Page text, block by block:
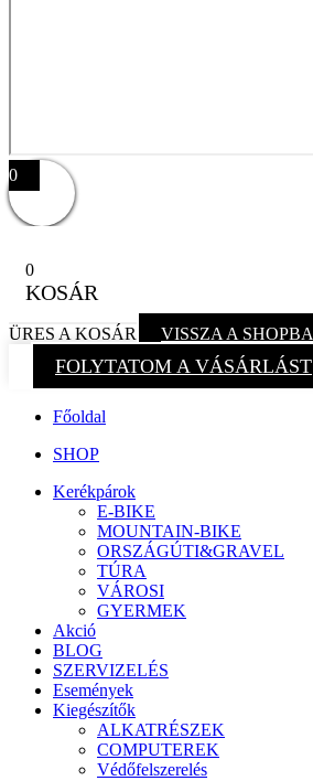
0
0
KOSÁR
ÜRES A KOSÁR VISSZA A SHOPBA
FOLYTATOM A VÁSÁRLÁST
Főoldal
SHOP
Kerékpárok
E-BIKE
MOUNTAIN-BIKE
ORSZÁGÚTI&GRAVEL
TÚRA
VÁROSI
GYERMEK
Akció
BLOG
SZERVIZELÉS
Események
Kiegészítők
ALKATRÉSZEK
COMPUTEREK
Védőfelszerelés